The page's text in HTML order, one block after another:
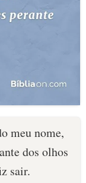
meu nome,
dos olhos
sair.